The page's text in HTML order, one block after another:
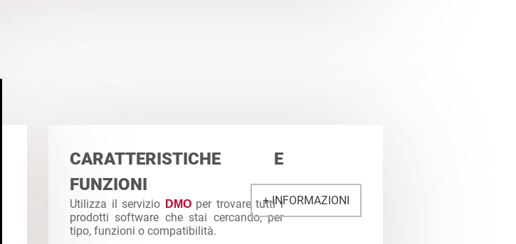
CARATTERISTICHE E
FUNZIONI
Utilizza il servizio DMO per trovare tutti i
prodotti software che stai cercando, per
tipo, funzioni o compatibilità.
+ INFORMAZIONI